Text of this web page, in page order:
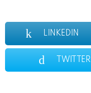
LINKEDIN
TWITTER